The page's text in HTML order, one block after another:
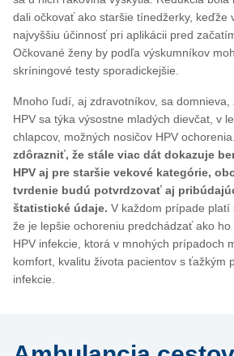
dali očkovať ako staršie tínedžerky, keďže
najvyššiu účinnosť pri aplikácii pred
Očkované ženy by podľa výskumníkov
skríningové testy sporadickejšie.
Mnoho ľudí, aj zdravotníkov, sa domnieva,
HPV sa týka výsostne mladých dievčat, v
chlapcov, možných nosičov HPV ochorenia.
zdôrazniť, že stále viac dát dokazuje
HPV aj pre staršie vekové kategórie,
tvrdenie budú potvrdzovať aj
štatistické údaje. V každom prípade platí
že je lepšie ochoreniu predchádzať ako
HPV infekcie, ktorá v mnohých prípadoch
komfort, kvalitu života pacientov s ťažkým
infekcie.